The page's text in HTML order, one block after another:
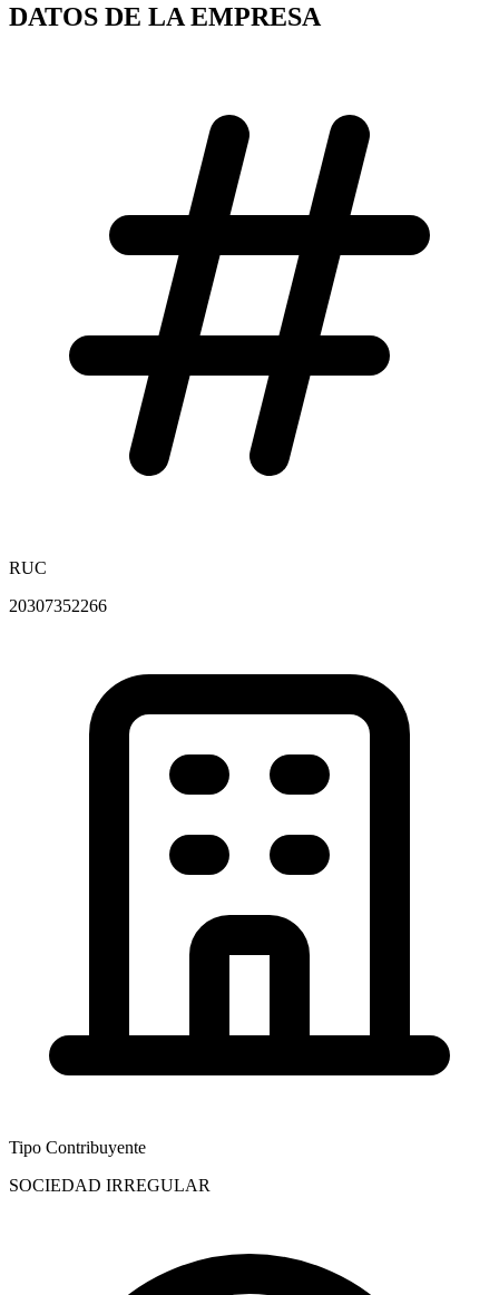
DATOS DE LA EMPRESA
RUC
20307352266
Tipo Contribuyente
SOCIEDAD IRREGULAR